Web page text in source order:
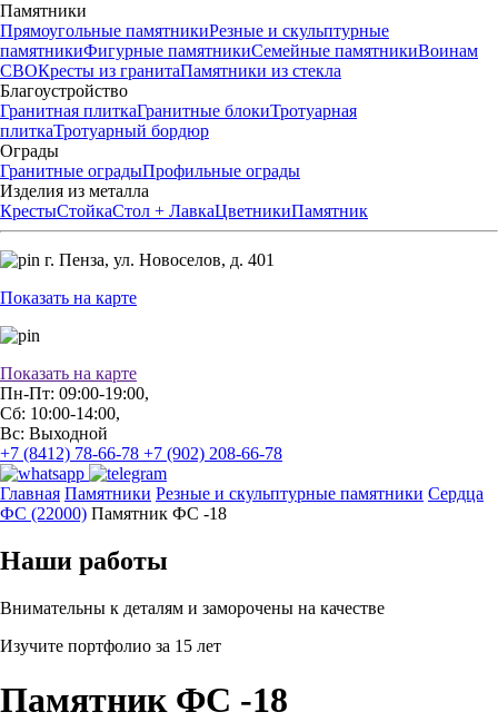
Памятники
Прямоугольные памятникиРезные и скульптурные
памятникиФигурные памятникиСемейные памятникиВоинам
СВОКресты из гранитаПамятники из стекла
Благоустройство
Гранитная плиткаГранитные блокиТротуарная
плиткаТротуарный бордюр
Ограды
Гранитные оградыПрофильные ограды
Изделия из металла
КрестыСтойкаСтол + ЛавкаЦветникиПамятник
г. Пенза, ул. Новоселов, д. 401
Показать на карте
Показать на карте
Пн-Пт: 09:00-19:00,
Сб: 10:00-14:00,
Вс: Выходной
+7 (8412) 78-66-78 +7 (902) 208-66-78
Главная Памятники Резные и скульптурные памятники Сердца
ФС (22000) Памятник ФС -18
Наши работы
Внимательны к деталям и заморочены на качестве
Изучите портфолио за 15 лет
Памятник ФС -18